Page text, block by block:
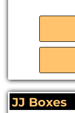
Seguro
JJ Boxes